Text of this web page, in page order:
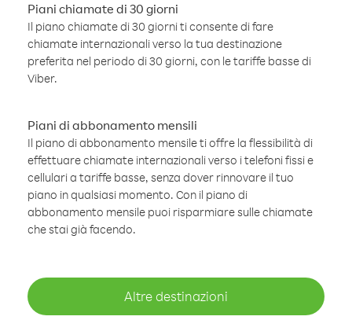
Piani chiamate di 30 giorni
Il piano chiamate di 30 giorni ti consente di fare
chiamate internazionali verso la tua destinazione
preferita nel periodo di 30 giorni, con le tariffe basse di
Viber.
Piani di abbonamento mensili
Il piano di abbonamento mensile ti offre la flessibilità di
effettuare chiamate internazionali verso i telefoni fissi e
cellulari a tariffe basse, senza dover rinnovare il tuo
piano in qualsiasi momento. Con il piano di
abbonamento mensile puoi risparmiare sulle chiamate
che stai già facendo.
Altre destinazioni